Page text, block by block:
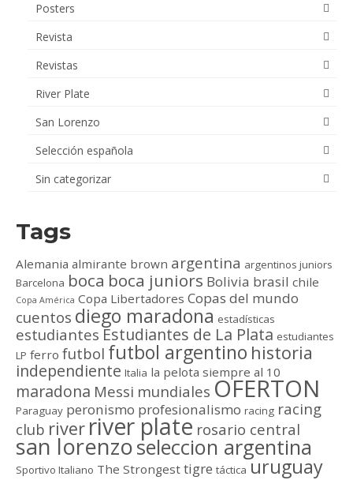
Posters
Revista
Revistas
River Plate
San Lorenzo
Selección española
Sin categorizar
Tags
Alemania almirante brown argentina argentinos juniors
Barcelona boca boca juniors Bolivia brasil chile
Copa América Copa Libertadores Copas del mundo
cuentos diego maradona estadísticas
estudiantes Estudiantes de La Plata estudiantes
LP ferro futbol futbol argentino historia
independiente Italia la pelota siempre al 10
maradona Messi mundiales OFERTON
Paraguay peronismo profesionalismo racing racing
club river river plate rosario central
san lorenzoseleccion argentina
Sportivo Italiano The Strongest tigre táctica uruguay